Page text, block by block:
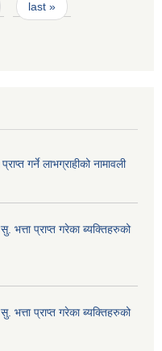
last »
गर्ने लाभग्राहीको नामावली
प्राप्त गरेका ब्यक्तिहरुको
प्राप्त गरेका ब्यक्तिहरुको